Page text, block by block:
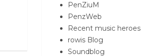
PenZiuM
PenzWeb
Recent music heroes
rowis Blog
Soundblog